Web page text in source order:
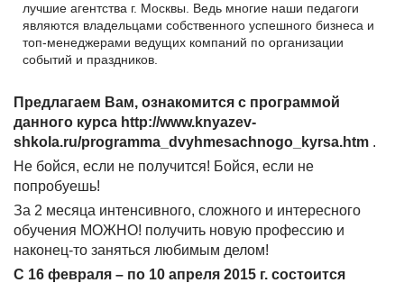
лучшие агентства г. Москвы. Ведь многие наши педагоги
являются владельцами собственного успешного бизнеса и
топ-менеджерами ведущих компаний по организации
событий и праздников.
Предлагаем Вам, ознакомится с программой
данного курса http://www.knyazev-
shkola.ru/programma_dvyhmesachnogo_kyrsa.htm .
Не бойся, если не получится! Бойся, если не
попробуешь!
За 2 месяца интенсивного, сложного и интересного
обучения МОЖНО! получить новую профессию и
наконец-то заняться любимым делом!
C 16 февраля – по 10 апреля 2015 г. состоится